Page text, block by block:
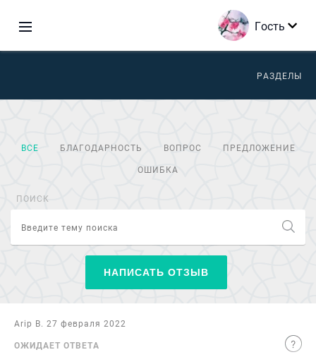
Гость
РАЗДЕЛЫ
ВСЕ БЛАГОДАРНОСТЬ ВОПРОС
ПРЕДЛОЖЕНИЕ
ОШИБКА
ПОИСК
НАПИСАТЬ ОТЗЫВ
Arip B. 27 февраля 2022
ОЖИДАЕТ ОТВЕТА